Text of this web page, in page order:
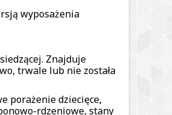
wyposażenia
Znajduje
trwale lub nie została
porażenie dziecięce,
rdzeniowe, stany